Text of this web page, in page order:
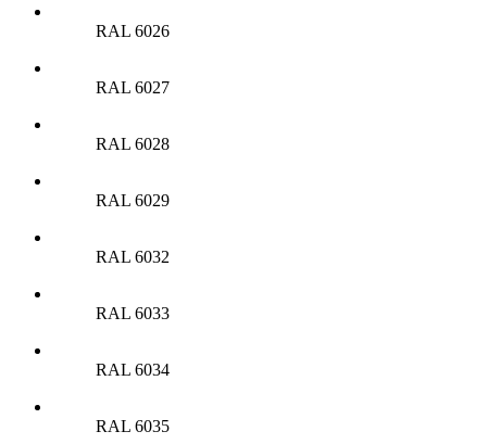
RAL 6026
RAL 6027
RAL 6028
RAL 6029
RAL 6032
RAL 6033
RAL 6034
RAL 6035